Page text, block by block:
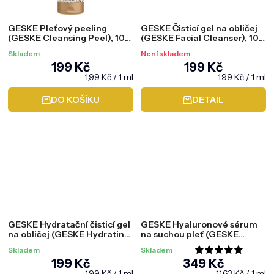
GESKE Pleťový peeling
(GESKE Cleansing Peel), 100
Skladem
199 Kč
Měrná
cena:
1,99 Kč / 1 ml
DO KOŠÍKU
GESKE Čisticí gel na obličej
(GESKE Facial Cleanser), 100
Není skladem
199 Kč
Měrná
cena:
1,99 Kč / 1 ml
DETAIL
GESKE Hydratační čisticí gel
na obličej (GESKE Hydrating
Skladem
199 Kč
GESKE Hyaluronové sérum
na suchou pleť (GESKE
Hyaluronic Acid Serum), 30
ml
Průměrné
Skladem
349 Kč